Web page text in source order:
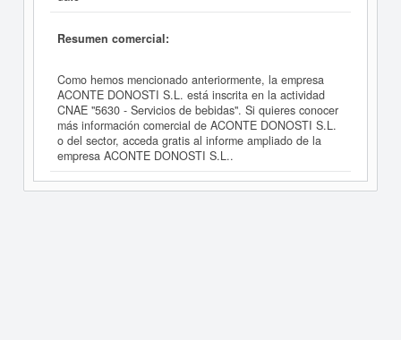
Resumen comercial:
Como hemos mencionado anteriormente, la empresa
ACONTE DONOSTI S.L. está inscrita en la actividad
CNAE "5630 - Servicios de bebidas". Si quieres conocer
más información comercial de ACONTE DONOSTI S.L.
o del sector, acceda gratis al informe ampliado de la
empresa ACONTE DONOSTI S.L..